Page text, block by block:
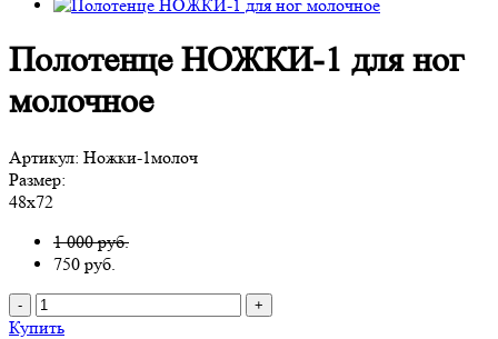
Полотенце НОЖКИ-1 для ног
молочное
Артикул: Ножки-1молоч
Размер:
48х72
1 000 руб.
750 руб.
- +
Купить